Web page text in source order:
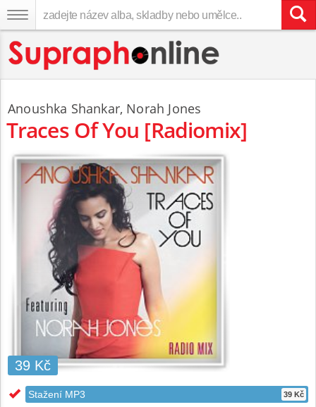
Anoushka Shankar, Norah Jones
Traces Of You [Radiomix]
39 Kč
Stažení MP3 39 Kč